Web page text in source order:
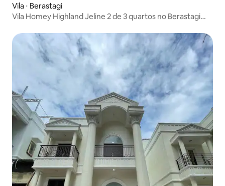
Vila ⋅ Berastagi
Vila Homey Highland Jeline 2 de 3 quartos no Berastagi